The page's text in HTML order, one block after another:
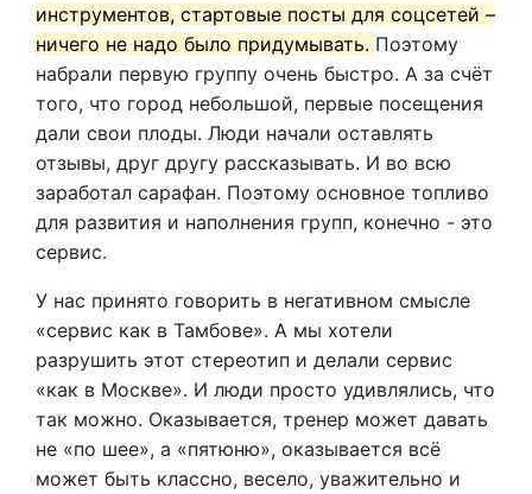
инструментов, стартовые посты для соцсетей –
ничего не надо было придумывать. Поэтому
набрали первую группу очень быстро. А за счёт
того, что город небольшой, первые посещения
дали свои плоды. Люди начали оставлять
отзывы, друг другу рассказывать. И во всю
заработал сарафан. Поэтому основное топливо
для развития и наполнения групп, конечно - это
сервис.
У нас принято говорить в негативном смысле
«сервис как в Тамбове». А мы хотели
разрушить этот стереотип и делали сервис
«как в Москве». И люди просто удивлялись, что
так можно. Оказывается, тренер может давать
не «по шее», а «пятюню», оказывается всё
может быть классно, весело, уважительно и